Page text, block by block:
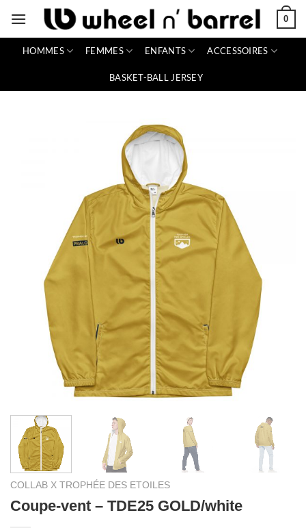
0
HOMMES FEMMES ENFANTS ACCESSOIRES
BASKET-BALL JERSEY
COLLAB X TROPHÉE DES ETOILES
Coupe-vent – TDE25 GOLD/white